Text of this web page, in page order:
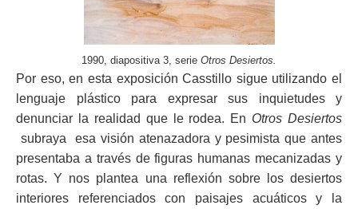
1990, diapositiva 3, serie Otros Desiertos.
Por eso, en esta exposición Casstillo sigue utilizando el
lenguaje plástico para expresar sus inquietudes y
denunciar la realidad que le rodea. En Otros Desiertos
subraya
esa visión atenazadora y pesimista que antes
presentaba a través de figuras humanas mecanizadas y
rotas. Y nos plantea una reflexión sobre los desiertos
interiores referenciados con paisajes acuáticos y la